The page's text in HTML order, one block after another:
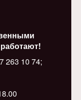
263 10 74;